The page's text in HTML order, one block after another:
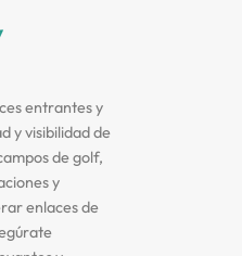
entrantes y
y visibilidad de
de golf,
y
enlaces de